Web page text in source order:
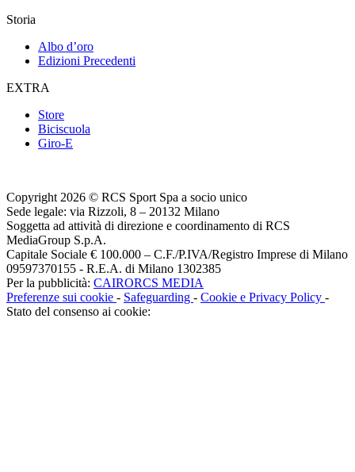
Storia
Albo d’oro
Edizioni Precedenti
EXTRA
Store
Biciscuola
Giro-E
Copyright 2026 © RCS Sport Spa a socio unico
Sede legale: via Rizzoli, 8 – 20132 Milano
Soggetta ad attività di direzione e coordinamento di RCS
MediaGroup S.p.A.
Capitale Sociale € 100.000 – C.F./P.IVA/Registro Imprese di Milano
09597370155 - R.E.A. di Milano 1302385
Per la pubblicità: CAIRORCS MEDIA
Preferenze sui cookie - Safeguarding - Cookie e Privacy Policy -
Stato del consenso ai cookie: